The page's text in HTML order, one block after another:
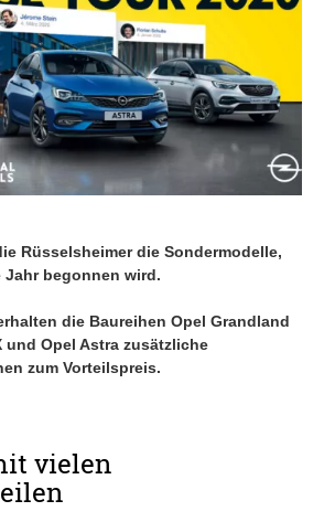
Rüsselsheimer die Sondermodelle,
Jahr begonnen wird.
die Baureihen Opel Grandland
und Opel Astra zusätzliche
zum Vorteilspreis.
vielen